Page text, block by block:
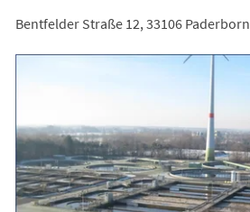
Bentfelder Straße 12, 33106 Paderborn